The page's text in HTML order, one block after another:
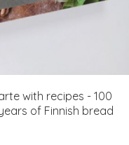
with recipes - 100
of Finnish bread